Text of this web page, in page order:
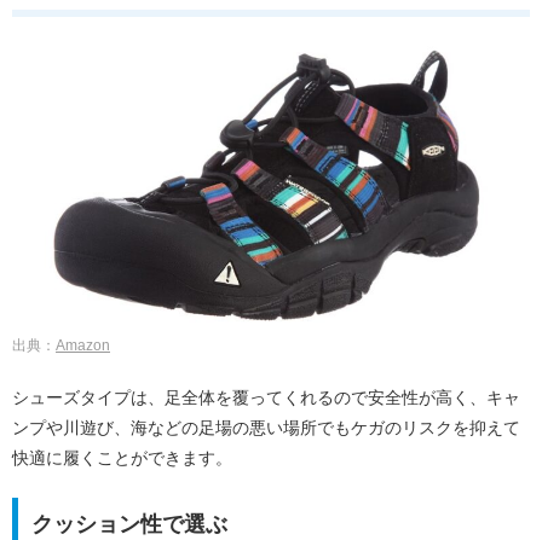
出典： Amazon
シューズタイプは、足全体を覆ってくれるので安全性が高く、キャ
ンプや川遊び、海などの足場の悪い場所でもケガのリスクを抑えて
快適に履くことができます。
クッション性で選ぶ